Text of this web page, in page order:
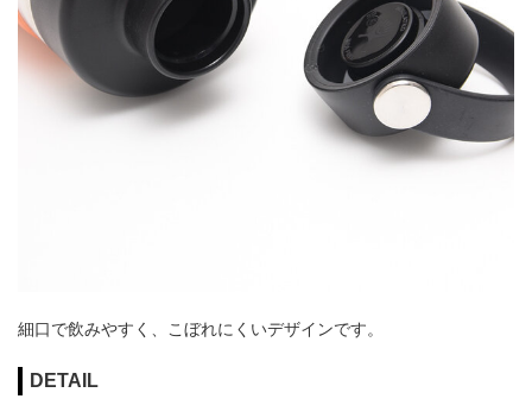
細口で飲みやすく、こぼれにくいデザインです。
DETAIL